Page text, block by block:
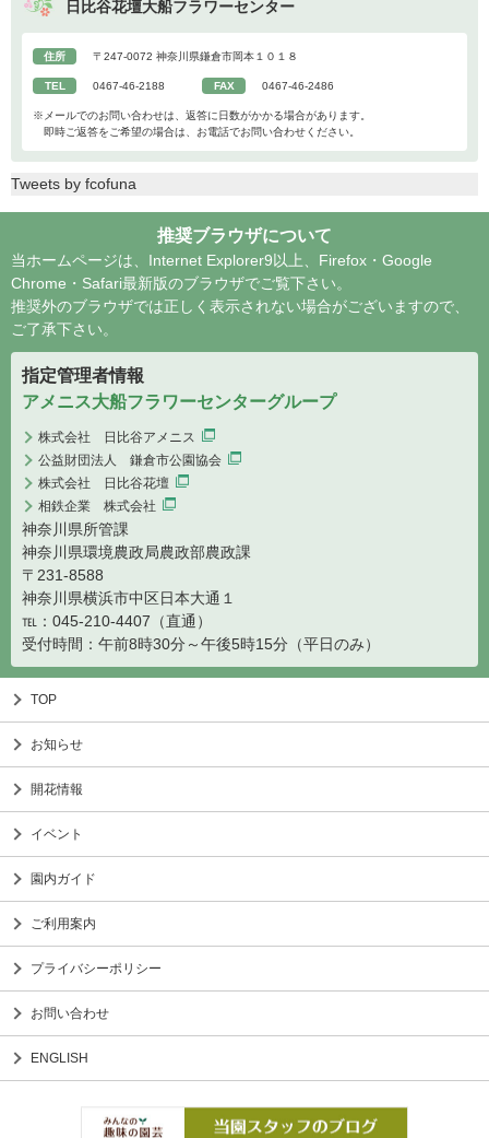
日比谷花壇大船フラワーセンター
住所 〒247-0072 神奈川県鎌倉市岡本１０１８
TEL 0467-46-2188 FAX 0467-46-2486
※メールでのお問い合わせは、返答に日数がかかる場合があります。
即時ご返答をご希望の場合は、お電話でお問い合わせください。
Tweets by fcofuna
推奨ブラウザについて
当ホームページは、Internet Explorer9以上、Firefox・Google
Chrome・Safari最新版のブラウザでご覧下さい。
推奨外のブラウザでは正しく表示されない場合がございますので、
ご了承下さい。
指定管理者情報
アメニス大船フラワーセンターグループ
株式会社 日比谷アメニス
公益財団法人 鎌倉市公園協会
株式会社 日比谷花壇
相鉄企業 株式会社
神奈川県所管課
神奈川県環境農政局農政部農政課
〒231-8588
神奈川県横浜市中区日本大通１
℡：045-210-4407（直通）
受付時間：午前8時30分～午後5時15分（平日のみ）
TOP
お知らせ
開花情報
イベント
園内ガイド
ご利用案内
プライバシーポリシー
お問い合わせ
ENGLISH